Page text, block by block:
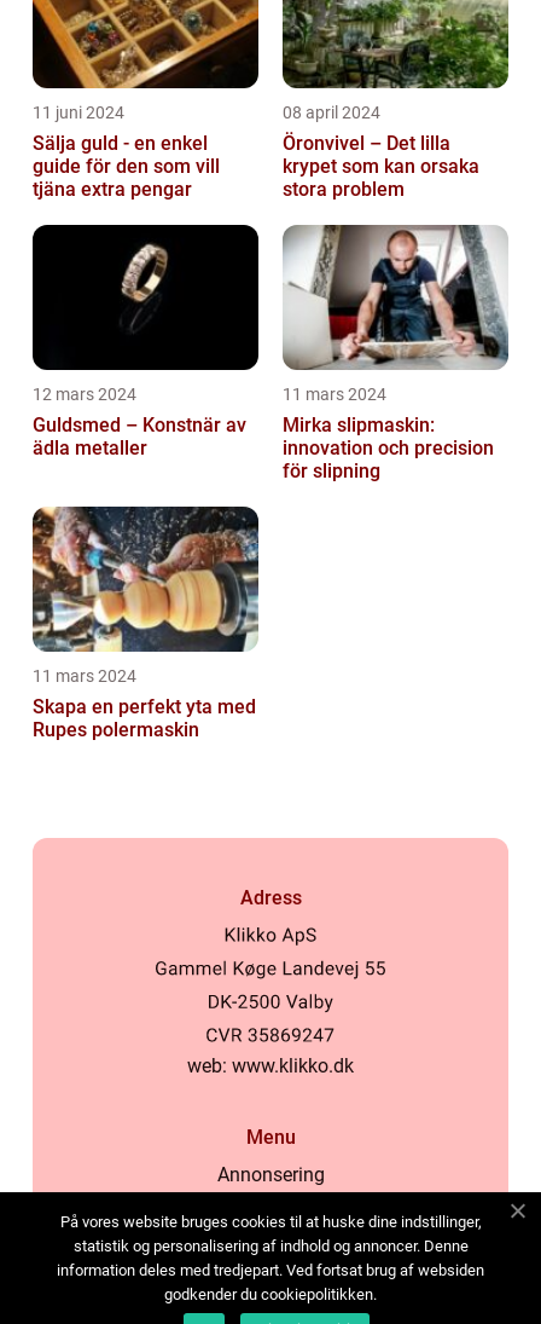
11 juni 2024
Sälja guld - en enkel
guide för den som vill
tjäna extra pengar
08 april 2024
Öronvivel – Det lilla
krypet som kan orsaka
stora problem
12 mars 2024
Guldsmed – Konstnär av
ädla metaller
11 mars 2024
Mirka slipmaskin:
innovation och precision
för slipning
11 mars 2024
Skapa en perfekt yta med
Rupes polermaskin
Adress
web: www.klikko.dk
Menu
Annonsering
Cookies
Kontakta oss
Sitemap
På vores website bruges cookies til at huske dine indstillinger,
statistik og personalisering af indhold og annoncer. Denne
information deles med tredjepart. Ved fortsat brug af websiden
godkender du cookiepolitikken.